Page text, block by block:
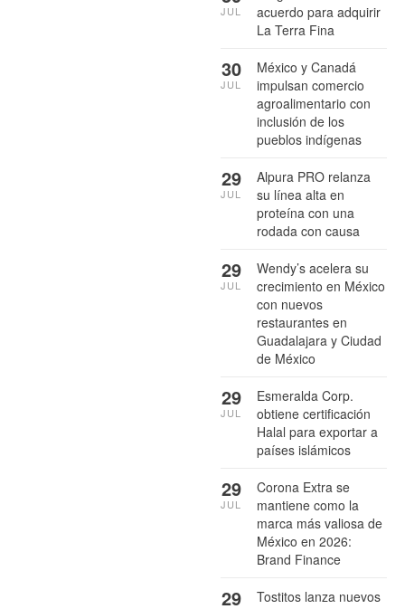
acuerdo para adquirir
La Terra Fina
JUL
México y Canadá
impulsan comercio
agroalimentario con
inclusión de los
pueblos indígenas
30
JUL
Alpura PRO relanza
su línea alta en
proteína con una
rodada con causa
29
JUL
Wendy’s acelera su
crecimiento en México
con nuevos
restaurantes en
Guadalajara y Ciudad
de México
29
JUL
Esmeralda Corp.
obtiene certificación
Halal para exportar a
países islámicos
29
JUL
Corona Extra se
mantiene como la
marca más valiosa de
México en 2026:
Brand Finance
29
JUL
Tostitos lanza nuevos
29